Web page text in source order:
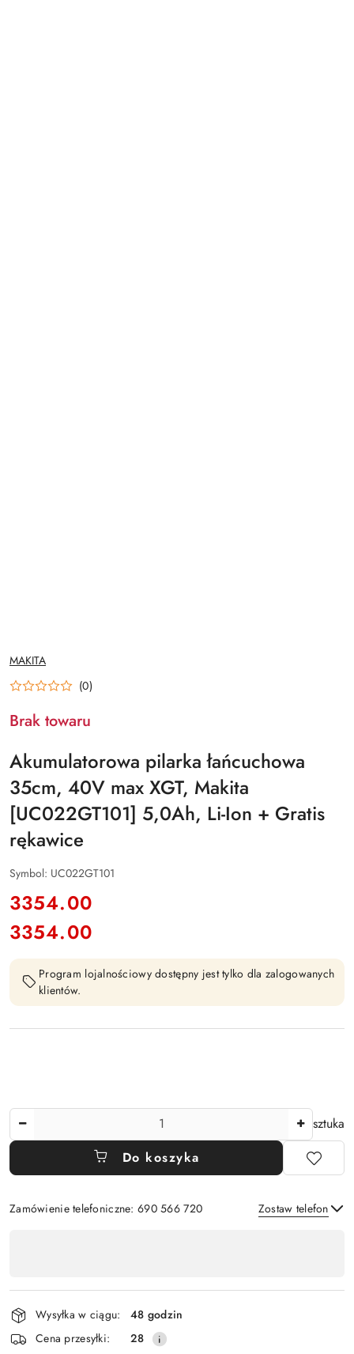
NAZWA
PRODUCENTA:
MAKITA
(0)
Brak towaru
Akumulatorowa pilarka łańcuchowa
35cm, 40V max XGT, Makita
[UC022GT101] 5,0Ah, Li-Ion + Gratis
rękawice
Symbol: UC022GT101
cena:
3354.00
Cena:
3354.00
Program lojalnościowy dostępny jest tylko dla zalogowanych
klientów.
sztuka
Do koszyka
Zamówienie telefoniczne: 690 566 720 Zostaw telefon
płatność
i
dostawa
Wysyłka w ciągu:
48 godzin
Cena przesyłki:
28